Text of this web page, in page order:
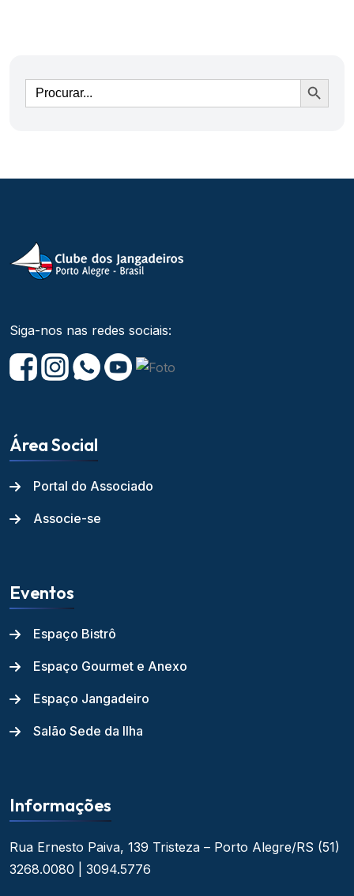
Ir
Siga-nos nas redes sociais:
Área Social
Portal do Associado
Associe-se
Eventos
Espaço Bistrô
Espaço Gourmet e Anexo
Espaço Jangadeiro
Salão Sede da Ilha
Informações
Rua Ernesto Paiva, 139 Tristeza – Porto Alegre/RS (51)
3268.0080 | 3094.5776